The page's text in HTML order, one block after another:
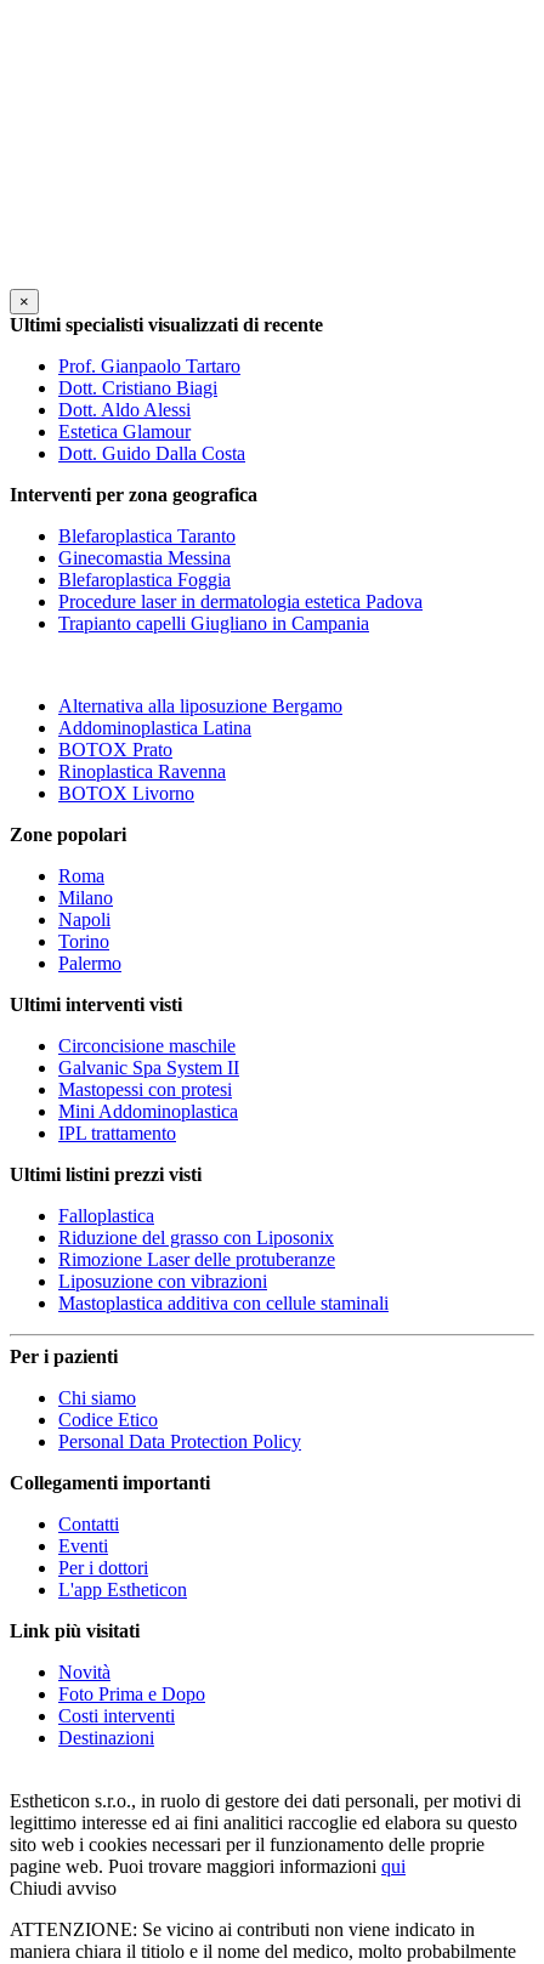
×
Ultimi specialisti visualizzati di recente
Prof. Gianpaolo Tartaro
Dott. Cristiano Biagi
Dott. Aldo Alessi
Estetica Glamour
Dott. Guido Dalla Costa
Interventi per zona geografica
Blefaroplastica Taranto
Ginecomastia Messina
Blefaroplastica Foggia
Procedure laser in dermatologia estetica Padova
Trapianto capelli Giugliano in Campania
Alternativa alla liposuzione Bergamo
Addominoplastica Latina
BOTOX Prato
Rinoplastica Ravenna
BOTOX Livorno
Zone popolari
Roma
Milano
Napoli
Torino
Palermo
Ultimi interventi visti
Circoncisione maschile
Galvanic Spa System II
Mastopessi con protesi
Mini Addominoplastica
IPL trattamento
Ultimi listini prezzi visti
Falloplastica
Riduzione del grasso con Liposonix
Rimozione Laser delle protuberanze
Liposuzione con vibrazioni
Mastoplastica additiva con cellule staminali
Per i pazienti
Chi siamo
Codice Etico
Personal Data Protection Policy
Collegamenti importanti
Contatti
Eventi
Per i dottori
L'app Estheticon
Link più visitati
Novità
Foto Prima e Dopo
Costi interventi
Destinazioni
Estheticon s.r.o., in ruolo di gestore dei dati personali, per motivi di
legittimo interesse ed ai fini analitici raccoglie ed elabora su questo
sito web i cookies necessari per il funzionamento delle proprie
pagine web. Puoi trovare maggiori informazioni qui
Chiudi avviso
ATTENZIONE: Se vicino ai contributi non viene indicato in
maniera chiara il titiolo e il nome del medico, molto probabilmente